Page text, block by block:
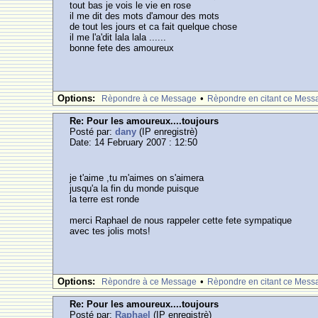
tout bas je vois le vie en rose
il me dit des mots d'amour des mots
de tout les jours et ca fait quelque chose
il me l'a'dit lala lala ......
bonne fete des amoureux
Options: Rèpondre à ce Message • Rèpondre en citant ce
Re: Pour les amoureux....toujours
Posté par:dany (IP enregistrè)
Date: 14 February 2007 : 12:50
je t'aime ,tu m'aimes on s'aimera
jusqu'a la fin du monde puisque
la terre est ronde
merci Raphael de nous rappeler cette fete sympatique
avec tes jolis mots!
Options: Rèpondre à ce Message • Rèpondre en citant ce
Re: Pour les amoureux....toujours
Posté par: Raphael (IP enregistrè)